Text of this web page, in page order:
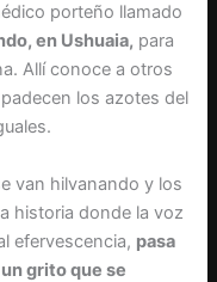
porteño llamado
en Ushuaia, para
Allí conoce a otros
los azotes del
van hilvanando y los
historia donde la voz
efervescencia, pasa
grito que se